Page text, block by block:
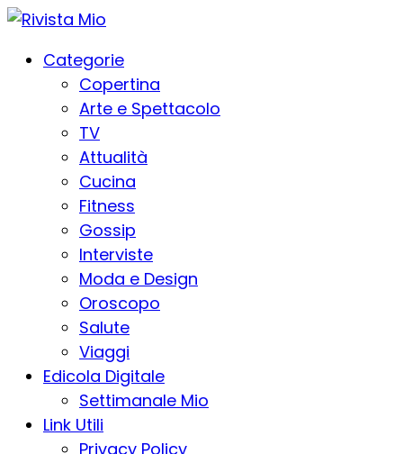
Categorie
Copertina
Arte e Spettacolo
TV
Attualità
Cucina
Fitness
Gossip
Interviste
Moda e Design
Oroscopo
Salute
Viaggi
Edicola Digitale
Settimanale Mio
Link Utili
Privacy Policy